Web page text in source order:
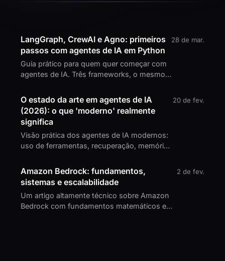
LangGraph, CrewAI e Agno: primeiros
passos com agentes de IA em Python
Guia prático para quem quer começar com
agentes de IA. Três frameworks, o mesmo
comparação honesta.
28 de mar.
O estado da arte em agentes de IA
(2026): o que 'moderno' realmente
significa
Visão prática dos agentes de IA modernos:
uso de ferramentas, recuperação, memória,
segurança.
20 de fev.
Amazon Bedrock: fundamentos,
sistemas e escalabilidade
Um artigo altamente técnico sobre Amazon
Bedrock com fundamentos matemáticos e
2 de fev.